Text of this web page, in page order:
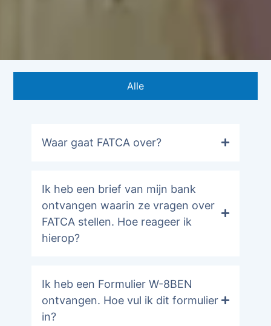
Alle
Waar gaat FATCA over?
Ik heb een brief van mijn bank
ontvangen waarin ze vragen over
FATCA stellen. Hoe reageer ik
hierop?
Ik heb een Formulier W-8BEN
ontvangen. Hoe vul ik dit formulier
in?